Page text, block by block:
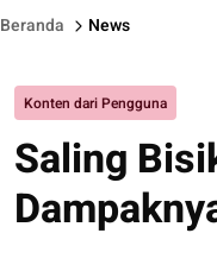
Beranda News
Konten dari Pengguna
Saling